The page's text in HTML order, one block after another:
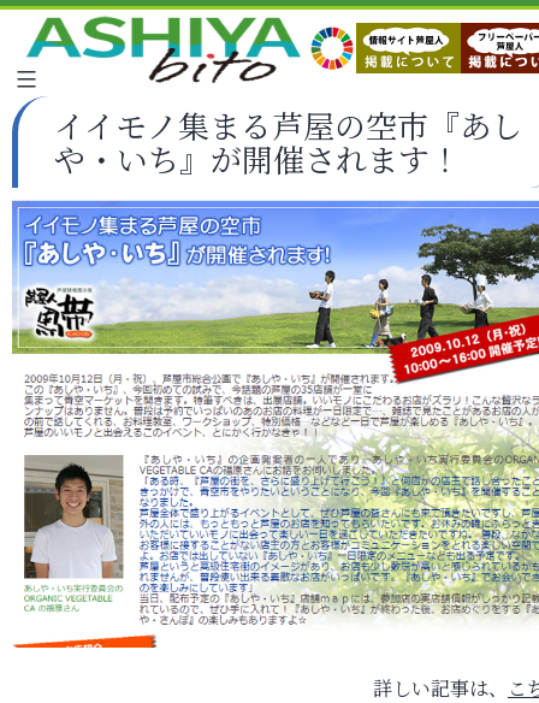
イイモノ集まる芦屋の空市『あし
や・いち』が開催されます！
詳しい記事は、 こ